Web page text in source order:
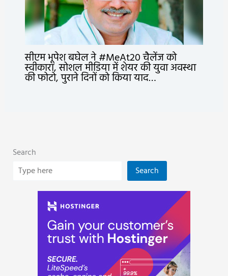
सीएम भूपेश बघेल ने #MeAt20 चैलेंज को
स्वीकारा, सोशल मीडिया में शेयर की युवा अवस्था
की फोटो, पुराने दिनों को किया याद…
Search
Search